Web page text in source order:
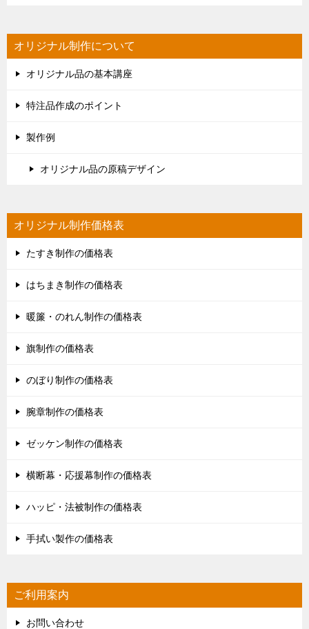
オリジナル制作について
オリジナル品の基本講座
特注品作成のポイント
製作例
オリジナル品の原稿デザイン
オリジナル制作価格表
たすき制作の価格表
はちまき制作の価格表
暖簾・のれん制作の価格表
旗制作の価格表
のぼり制作の価格表
腕章制作の価格表
ゼッケン制作の価格表
横断幕・応援幕制作の価格表
ハッピ・法被制作の価格表
手拭い製作の価格表
ご利用案内
お問い合わせ